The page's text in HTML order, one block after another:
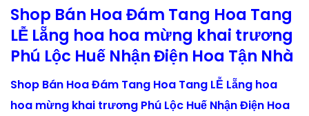
Shop Bán Hoa Đám Tang Hoa Tang
LỄ Lẵng hoa hoa mừng khai trương
Phú Lộc Huế Nhận Điện Hoa Tận Nhà
Shop Bán Hoa Đám Tang Hoa Tang LỄ Lẵng hoa
hoa mừng khai trương Phú Lộc Huế Nhận Điện Hoa